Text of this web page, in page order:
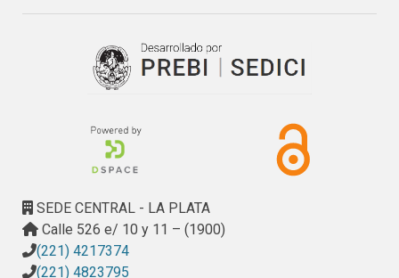
SEDE CENTRAL - LA PLATA
Calle 526 e/ 10 y 11 – (1900)
(221) 4217374
(221) 4823795